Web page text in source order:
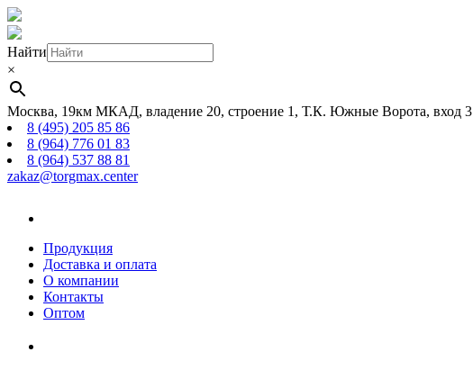
Найти
×
Москва, 19км МКАД, владение 20, строение 1, Т.К. Южные Ворота, вход 3
8 (495) 205 85 86
8 (964) 776 01 83
8 (964) 537 88 81
zakaz@torgmax.center
Продукция
Доставка и оплата
О компании
Контакты
Оптом